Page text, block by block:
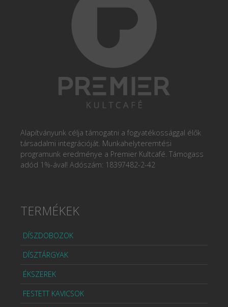
Alapítványunk célja támogatni a fogyatékossággal élők
társadalmi integrációját. Munkahelyteremtési
programunk eredménye a Premier Kultcafé. Támogass
adód 1%-ával! Adószám: 18397482-2-42
TERMÉKEK
DÍSZDOBOZOK
DÍSZTÁRGYAK
ÉKSZEREK
FESTETT KAVICSOK